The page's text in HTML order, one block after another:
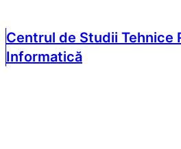
Centrul de Studii Tehnice
Informatică